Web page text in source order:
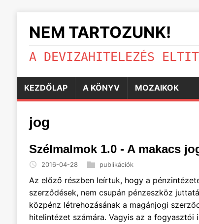
NEM TARTOZUNK!
A DEVIZAHITELEZÉS
KEZDŐLAP A KÖNYV MOZAIKOK
jog
Szélmalmok 1.0 - A makacs
2016-04-28 publikációk
Az előző részben leírtuk, hogy a
szerződések, nem csupán pénzeszköz
közpénz létrehozásának a magánjogi
hitelintézet számára. Vagyis az a